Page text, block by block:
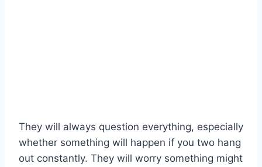
They will always question everything, especially
whether something will happen if you two hang
out constantly. They will worry something might